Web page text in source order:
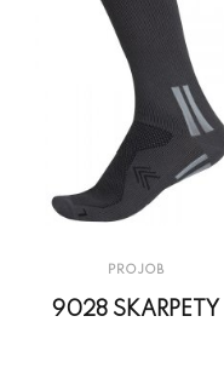
PROJOB
9028 SKARPETY